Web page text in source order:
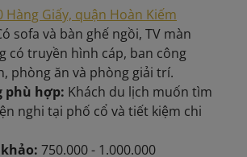
Hàng Giấy, quận Hoàn Kiếm
sofa và bàn ghế ngồi, TV màn
có truyền hình cáp, ban công
phòng ăn và phòng giải trí.
hợp: Khách du lịch muốn tìm
nghi tại phố cổ và tiết kiệm chi
750.000 - 1.000.000